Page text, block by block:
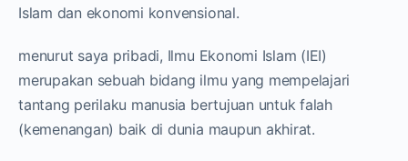
Islam dan ekonomi konvensional.
menurut saya pribadi, Ilmu Ekonomi Islam (IEI)
merupakan sebuah bidang ilmu yang mempelajari
tantang perilaku manusia bertujuan untuk falah
(kemenangan) baik di dunia maupun akhirat.